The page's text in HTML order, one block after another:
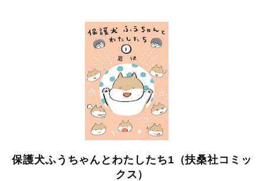
保護犬ふうちゃんとわたしたち1（扶桑社コミッ
クス）